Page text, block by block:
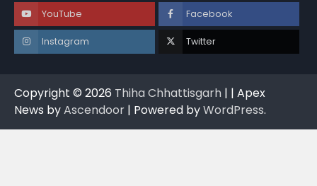
YouTube Facebook
Instagram Twitter
Copyright © 2026 Thiha Chhattisgarh | | Apex
News byAscendoor | Powered byWordPress.